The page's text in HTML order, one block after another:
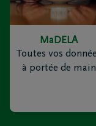
MaDELA
Toutes vos
à portée de main